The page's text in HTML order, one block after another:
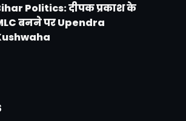
Politics: दीपक प्रकाश के
बनने पर Upendra